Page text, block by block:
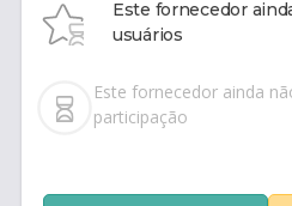
Este fornecedor
usuários
Este fornecedor ainda
participação